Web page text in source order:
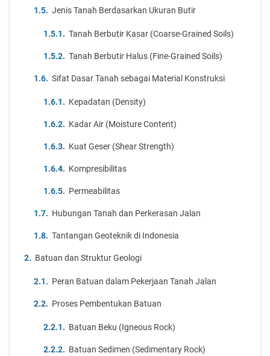
Jenis Tanah Berdasarkan Ukuran Butir
Tanah Berbutir Kasar (Coarse-Grained Soils)
Tanah Berbutir Halus (Fine-Grained Soils)
Sifat Dasar Tanah sebagai Material Konstruksi
Kepadatan (Density)
Kadar Air (Moisture Content)
Kuat Geser (Shear Strength)
Kompresibilitas
Permeabilitas
Hubungan Tanah dan Perkerasan Jalan
Tantangan Geoteknik di Indonesia
Batuan dan Struktur Geologi
Peran Batuan dalam Pekerjaan Tanah Jalan
Proses Pembentukan Batuan
Batuan Beku (Igneous Rock)
Batuan Sedimen (Sedimentary Rock)